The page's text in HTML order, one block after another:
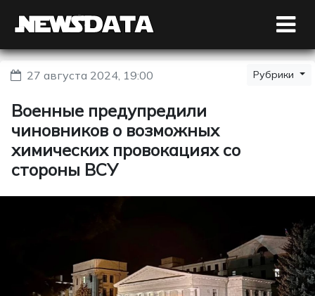
27 августа 2024, 19:00 Рубрики
Военные предупредили
чиновников о возможных
химических провокациях со
стороны ВСУ